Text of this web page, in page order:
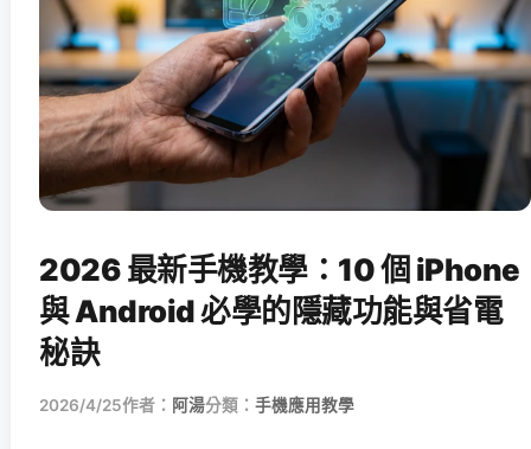
2026 最新手機教學：10 個 iPhone
與 Android 必學的隱藏功能與省電
秘訣
2026/4/25作者： 阿湯分類： 手機應用教學